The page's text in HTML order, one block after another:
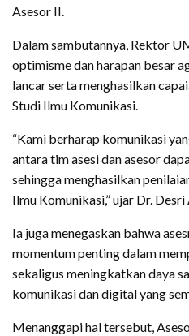
Asesor II.
Dalam sambutannya, Rektor
optimisme dan harapan besar
lancar serta menghasilkan
Studi Ilmu Komunikasi.
“Kami berharap komunikasi
antara tim asesi dan asesor
sehingga menghasilkan
Ilmu Komunikasi,” ujar Dr. Desri
Ia juga menegaskan bahwa
momentum penting dalam
sekaligus meningkatkan daya
komunikasi dan digital yang
Menanggapi hal tersebut,